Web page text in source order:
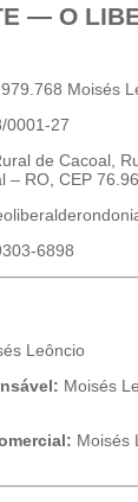
— O
Moisés
0001-27
de Cacoal,
– RO, CEP
6898
Leôncio
Moisés
Moisés